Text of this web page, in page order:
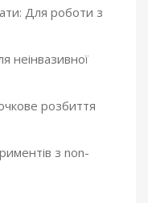
Для роботи з
неінвазивної
розбиття
з non-